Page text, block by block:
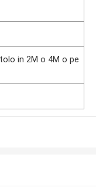
in 2M o 4M o pe